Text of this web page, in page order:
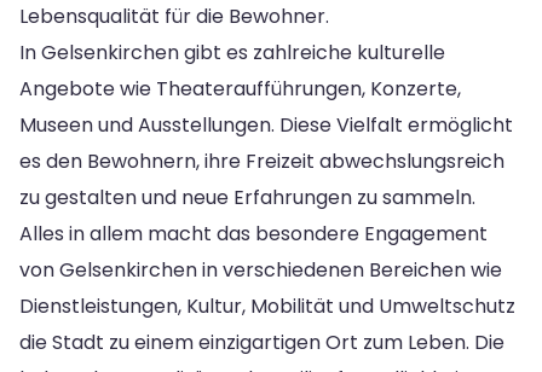
Lebensqualität für die Bewohner.
In Gelsenkirchen gibt es zahlreiche kulturelle
Angebote wie Theateraufführungen, Konzerte,
Museen und Ausstellungen. Diese Vielfalt ermöglicht
es den Bewohnern, ihre Freizeit abwechslungsreich
zu gestalten und neue Erfahrungen zu sammeln.
Alles in allem macht das besondere Engagement
von Gelsenkirchen in verschiedenen Bereichen wie
Dienstleistungen, Kultur, Mobilität und Umweltschutz
die Stadt zu einem einzigartigen Ort zum Leben. Die